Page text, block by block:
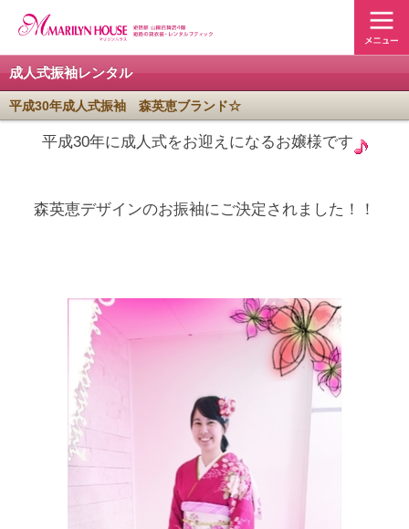
成人式振袖レンタル
平成30年成人式振袖 森英恵ブランド☆
平成30年に成人式をお迎えになるお嬢様です
森英恵デザインのお振袖にご決定されました！！